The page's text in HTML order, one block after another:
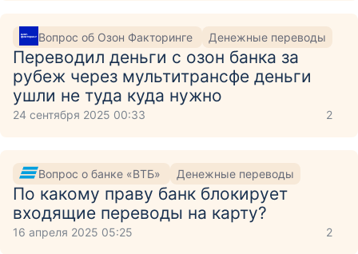
Вопрос об Озон Факторинге Денежные переводы
Переводил деньги с озон банка за
рубеж через мультитрансфе деньги
ушли не туда куда нужно
24 сентября 2025 00:33 2
Вопрос о банке «ВТБ» Денежные переводы
По какому праву банк блокирует
входящие переводы на карту?
16 апреля 2025 05:25 2